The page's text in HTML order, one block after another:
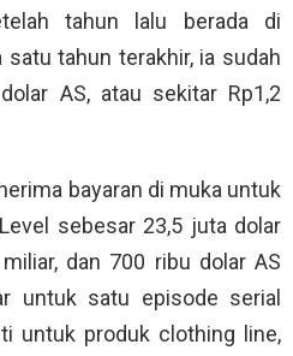
tahun lalu berada di
satu tahun terakhir, ia sudah
AS, atau sekitar Rp1,2
bayaran di muka untuk
sebesar 23,5 juta dolar
dan 700 ribu dolar AS
untuk satu episode serial
untuk produk clothing line,